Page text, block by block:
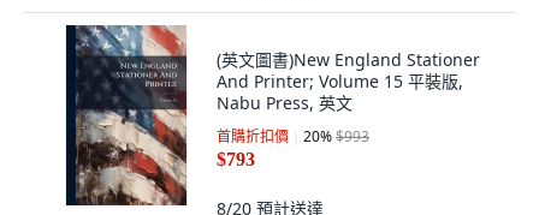
(英文圖書)New England Stationer
And Printer; Volume 15 平裝版,
Nabu Press, 英文
首購折扣價 20%$993
$793
8/20 預計送達